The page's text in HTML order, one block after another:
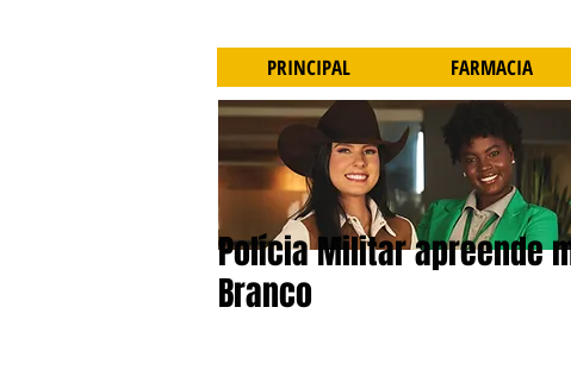
Polícia Militar apreende
Branco
PRINCIPAL FARMACIA